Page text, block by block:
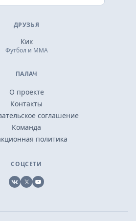
ДРУЗЬЯ
Кик
Футбол и ММА
ПАЛАЧ
О проекте
Контакты
соглашение
Команда
политика
СОЦСЕТИ
VK X YouTube